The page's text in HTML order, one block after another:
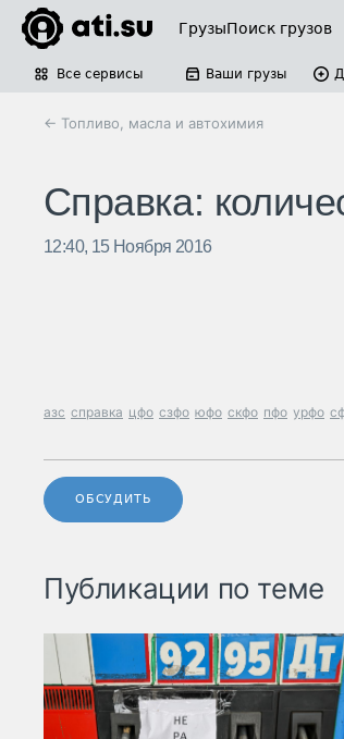
ГрузыПоиск грузов
Все сервисы Ваши грузы
← Топливо, масла и автохимия
Справка:
12:40, 15 Ноября 2016
азс справка цфо сзфо юфо скфо пфо урфо
ОБСУДИТЬ
Публикации по теме